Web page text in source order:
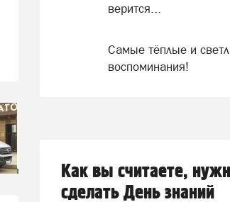
верится...
Самые тёплые и
воспоминания!
Как вы считаете,
сделать День знаний